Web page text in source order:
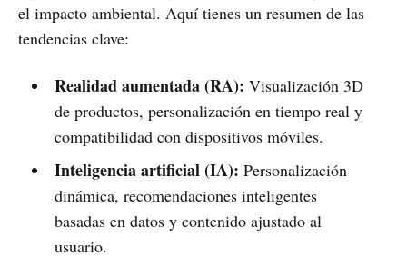
el impacto ambiental. Aquí tienes un resumen de las
tendencias clave:
Realidad aumentada (RA): Visualización 3D
de productos, personalización en tiempo real y
compatibilidad con dispositivos móviles.
Inteligencia artificial (IA): Personalización
dinámica, recomendaciones inteligentes
basadas en datos y contenido ajustado al
usuario.